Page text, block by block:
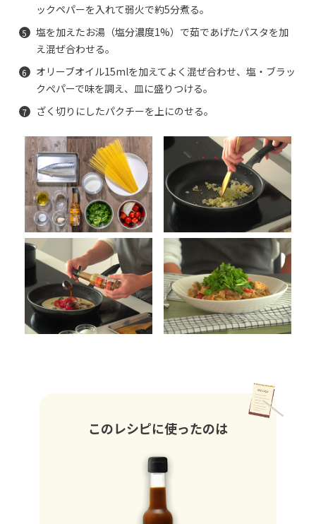
ックペパーを入れて弱火で約5分煮る。
塩を加えたお湯（塩分濃度1%）で茹であげたパスタを加
え混ぜ合わせる。
オリーブオイル15mlを加えてよく混ぜ合わせ、塩・ブラッ
クぺパーで味を調え、皿に盛りつける。
ざく切りにしたパクチーを上にのせる。
このレシピに使ったのは